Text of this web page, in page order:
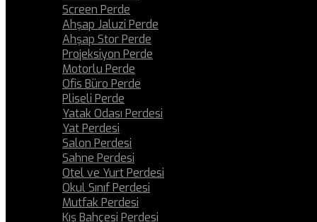
Screen Perde
Ahşap Jaluzi Perde
Ahşap Stor Perde
Projeksiyon Perde
Motorlu Perde
Ofis Büro Perde
Pliseli Perde
Yatak Odası Perdesi
Yat Perdesi
Salon Perdesi
Sahne Perdesi
Otel ve Yurt Perdesi
Okul Sınıf Perdesi
Mutfak Perdesi
Kış Bahçesi Perdesi